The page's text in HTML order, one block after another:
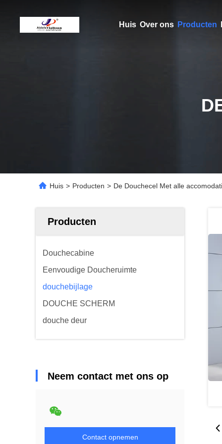
Huis Over ons Producten
Huis > Producten > De Douchecel Met alle
Producten
Douchecabine
Eenvoudige Doucheruimte
douchebijlage
DOUCHE SCHERM
douche deur
Neem contact met ons op
Contact opnemen